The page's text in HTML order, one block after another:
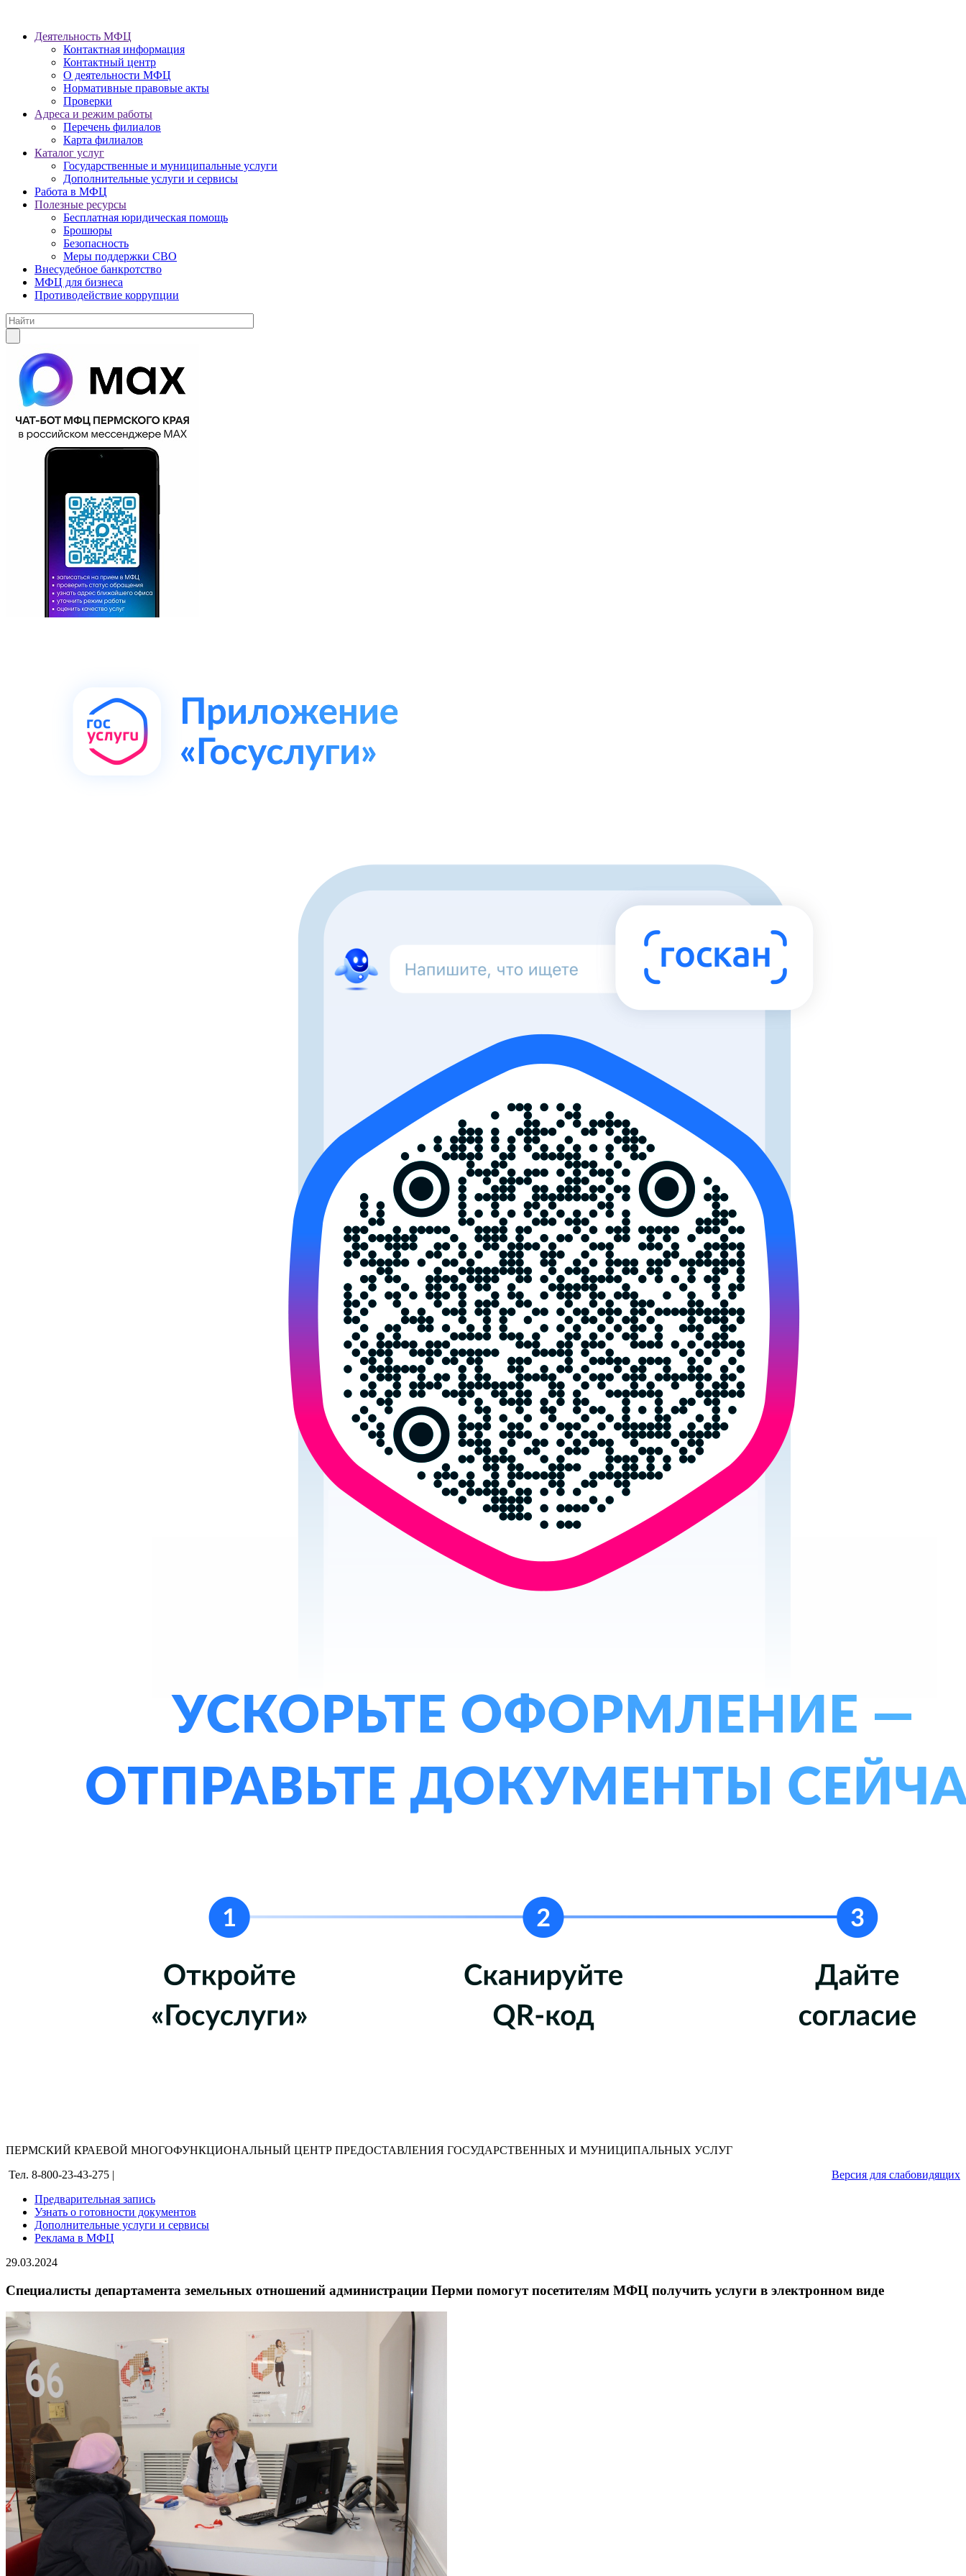
Деятельность МФЦ
Контактная информация
Контактный центр
О деятельности МФЦ
Нормативные правовые акты
Проверки
Адреса и режим работы
Перечень филиалов
Карта филиалов
Каталог услуг
Государственные и муниципальные услуги
Дополнительные услуги и сервисы
Работа в МФЦ
Полезные ресурсы
Бесплатная юридическая помощь
Брошюры
Безопасность
Меры поддержки СВО
Внесудебное банкротство
МФЦ для бизнеса
Противодействие коррупции
ПЕРМСКИЙ КРАЕВОЙ МНОГОФУНКЦИОНАЛЬНЫЙ ЦЕНТР ПРЕДОСТАВЛЕНИЯ ГОСУДАРСТВЕННЫХ И МУНИЦИПАЛЬНЫХ УСЛУГ
Тел. 8-800-23-43-275 |
Версия для слабовидящих
Предварительная запись
Узнать о готовности документов
Дополнительные услуги и сервисы
Реклама в МФЦ
29.03.2024
Специалисты департамента земельных отношений администрации Перми помогут посетителям МФЦ получить услуги в электронном виде